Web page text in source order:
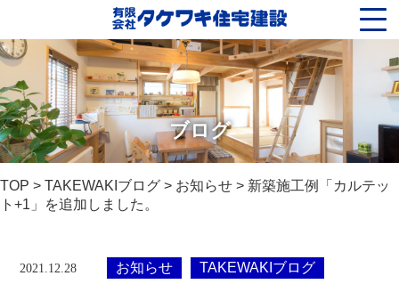
ブログ
TOP > TAKEWAKIブログ > お知らせ > 新築施工例「カルテッ
ト+1」を追加しました。
2021.12.28 お知らせ TAKEWAKIブログ